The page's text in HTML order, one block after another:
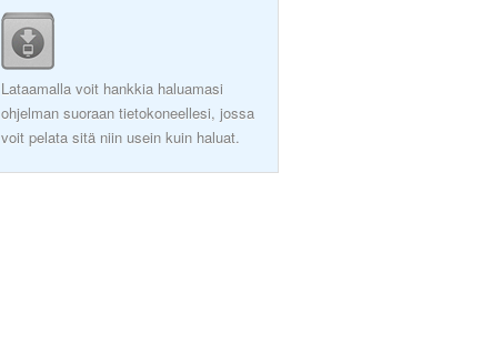
Lataamalla voit hankkia haluamasi
ohjelman suoraan tietokoneellesi, jossa
voit pelata sitä niin usein kuin haluat.